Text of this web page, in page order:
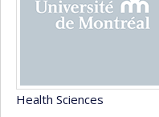
Health Sciences